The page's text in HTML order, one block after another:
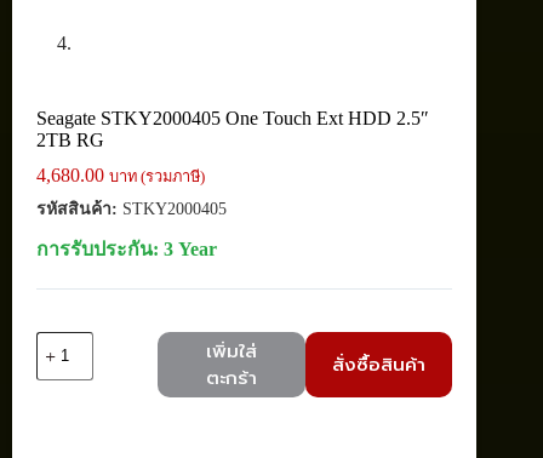
Seagate STKY2000405 One Touch Ext HDD 2.5″
2TB RG
4,680.00 บาท (รวมภาษี)
รหัสสินค้า: STKY2000405
การรับประกัน: 3 Year
จำนวน
เพิ่มใส่
ตะกร้า
สั่งซื้อสินค้า